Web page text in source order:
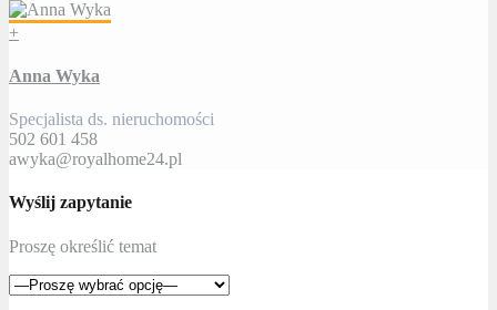
+
Anna Wyka
Specjalista ds. nieruchomości
502 601 458
awyka@royalhome24.pl
Wyślij zapytanie
Proszę określić temat